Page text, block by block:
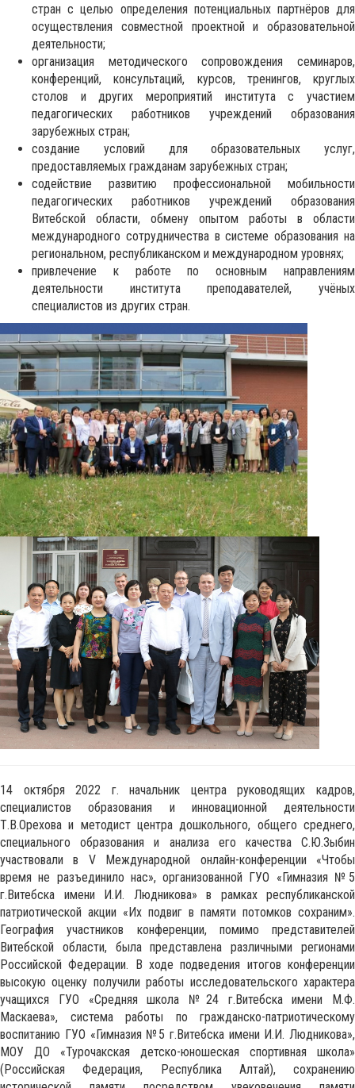
стран с целью определения потенциальных партнёров для
осуществления совместной проектной и образовательной
деятельности;
организация методического сопровождения семинаров,
конференций, консультаций, курсов, тренингов, круглых
столов и других мероприятий института с участием
педагогических работников учреждений образования
зарубежных стран;
создание условий для образовательных услуг,
предоставляемых гражданам зарубежных стран;
содействие развитию профессиональной мобильности
педагогических работников учреждений образования
Витебской области, обмену опытом работы в области
международного сотрудничества в системе образования на
региональном, республиканском и международном уровнях;
привлечение к работе по основным направлениям
деятельности института преподавателей, учёных
специалистов из других стран.
14 октября 2022 г. начальник центра руководящих кадров,
специалистов образования и инновационной деятельности
Т.В.Орехова и методист центра дошкольного, общего среднего,
специального образования и анализа его качества С.Ю.Зыбин
участвовали в V Международной онлайн-конференции «Чтобы
время не разъединило нас», организованной ГУО «Гимназия №5
г.Витебска имени И.И. Людникова» в рамках республиканской
патриотической акции «Их подвиг в памяти потомков сохраним».
География участников конференции, помимо представителей
Витебской области, была представлена различными регионами
Российской Федерации. В ходе подведения итогов конференции
высокую оценку получили работы исследовательского характера
учащихся ГУО «Средняя школа №24 г.Витебска имени М.Ф.
Маскаева», система работы по гражданско-патриотическому
воспитанию ГУО «Гимназия №5 г.Витебска имени И.И. Людникова»,
МОУ ДО «Турочакская детско-юношеская спортивная школа»
(Российская Федерация, Республика Алтай), сохранению